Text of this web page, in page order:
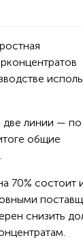
две линии — по
общие
70% состоит
снизить